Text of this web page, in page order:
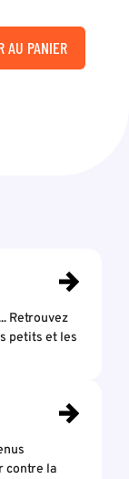
AU PANIER
Retrouvez
petits et les
contre la